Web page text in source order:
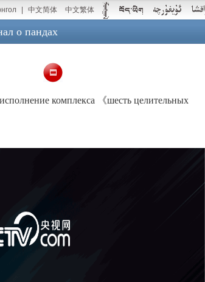
中文简体 中文繁体
о пандах
комплекса 《шесть целительных